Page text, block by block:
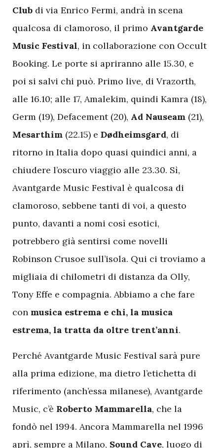
Club di via Enrico Fermi, andrà in scena
qualcosa di clamoroso, il primo Avantgarde
Music Festival, in collaborazione con Occult
Booking. Le porte si apriranno alle 15.30, e
poi si salvi chi può. Primo live, di Vrazorth,
alle 16.10; alle 17, Amalekim, quindi Kamra (18),
Germ (19), Defacement (20), Ad Nauseam (21),
Mesarthim (22.15) e Dødheimsgard, di
ritorno in Italia dopo quasi quindici anni, a
chiudere l’oscuro viaggio alle 23.30. Sì,
Avantgarde Music Festival è qualcosa di
clamoroso, sebbene tanti di voi, a questo
punto, davanti a nomi così esotici,
potrebbero già sentirsi come novelli
Robinson Crusoe sull’isola. Qui ci troviamo a
migliaia di chilometri di distanza da Olly,
Tony Effe e compagnia. Abbiamo a che fare
con musica estrema e chi, la musica
estrema, la tratta da oltre trent’anni.
Perché Avantgarde Music Festival sarà pure
alla prima edizione, ma dietro l’etichetta di
riferimento (anch’essa milanese), Avantgarde
Music, c’è Roberto Mammarella, che la
fondò nel 1994. Ancora Mammarella nel 1996
aprì, sempre a Milano, Sound Cave, luogo di